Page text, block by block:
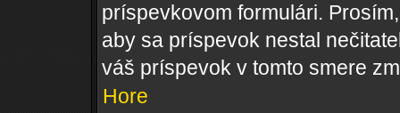
príspevkovom formulári.
aby sa príspevok nestal
váš príspevok v tomto smere
Hore